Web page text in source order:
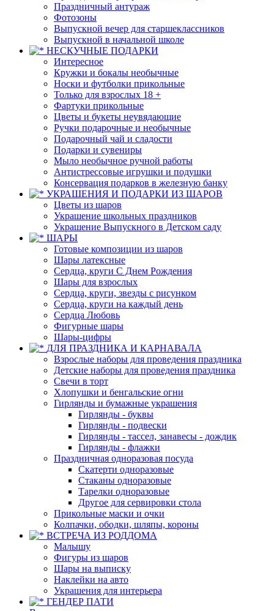
Праздничный антураж
Фотозоны
Выпускной вечер для старшеклассников
Выпускной в начальной школе
НЕСКУЧНЫЕ ПОДАРКИ
Интересное
Кружки и бокалы необычные
Носки и футболки прикольные
Только для взрослых 18 +
Фартуки прикольные
Цветы и букеты неувядающие
Ручки подарочные и необычные
Подарочный чай и сладости
Подарки и сувениры
Мыло необычное ручной работы
Антистрессовые игрушки и подушки
Консервация подарков в железную банку
УКРАШЕНИЯ И ПОДАРКИ ИЗ ШАРОВ
Цветы из шаров
Украшение школьных праздников
Украшение Выпускного в Детском саду
ШАРЫ
Готовые композиции из шаров
Шары латексные
Сердца, круги С Днем Рождения
Шары для взрослых
Сердца, круги, звезды с рисунком
Сердца, круги на каждый день
Сердца Любовь
Фигурные шары
Шары-цифры
ДЛЯ ПРАЗДНИКА И КАРНАВАЛА
Взрослые наборы для проведения праздника
Детские наборы для проведения праздника
Свечи в торт
Хлопушки и бенгальские огни
Гирлянды и бумажные украшения
Гирлянды - буквы
Гирлянды - подвески
Гирлянды - тассел, занавесы - дождик
Гирлянды - флажки
Праздничная одноразовая посуда
Скатерти одноразовые
Стаканы одноразовые
Тарелки одноразовые
Другое для сервировки стола
Прикольные маски и очки
Колпачки, ободки, шляпы, короны
ВСТРЕЧА ИЗ РОДДОМА
Малышу
Фигуры из шаров
Шары на выписку
Наклейки на авто
Украшения для интерьера
ГЕНДЕР ПАТИ